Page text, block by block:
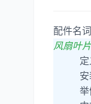
配件名
风扇叶片
定义：
安装
举例